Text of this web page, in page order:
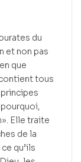
du
et non pas
que
tous
Elle traite
de la
qu’ils